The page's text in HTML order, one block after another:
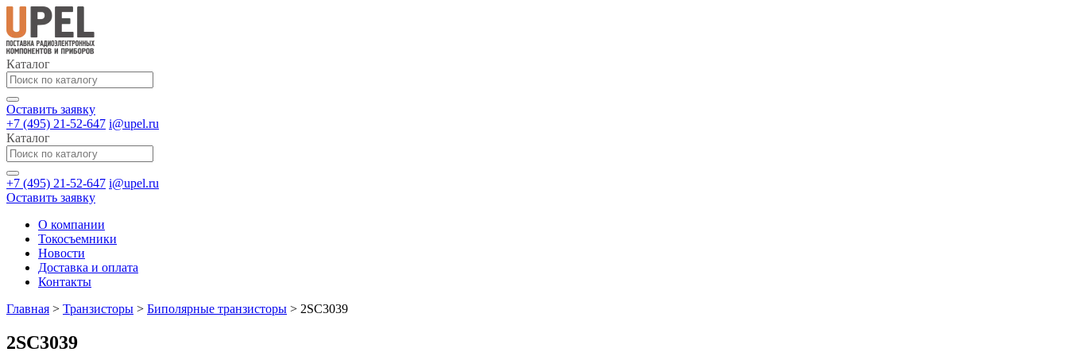
Каталог
Оставить заявку
+7 (495) 21-52-647 i@upel.ru
Каталог
+7 (495) 21-52-647 i@upel.ru
Оставить заявку
О компании
Токосъемники
Новости
Доставка и оплата
Контакты
Главная > Транзисторы > Биполярные транзисторы > 2SC3039
2SC3039